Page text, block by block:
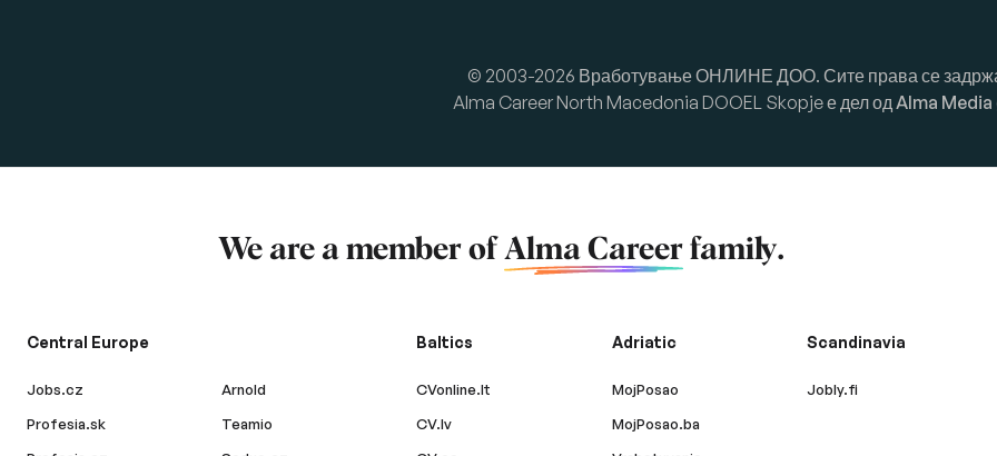
© 2003-2026 Вработување ОНЛИНЕ ДОО. Сите права се
Alma Career North Macedonia DOOEL Skopje е дел одAlma Media
We are a member of Alma Careerfamily.
Central Europe
Jobs.cz
Profesia.sk
Arnold
Teamio
Baltics
CVonline.lt
CV.lv
Adriatic
MojPosao
MojPosao.ba
Scandinavia
Jobly.fi